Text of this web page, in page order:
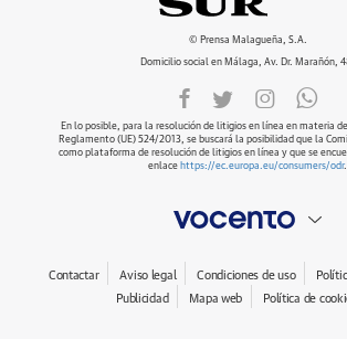
© Prensa Malagueña, S.A.
Domicilio social en Málaga, Av. Dr. Marañón,
En lo posible, para la resolución de litigios en línea en materia
Reglamento (UE) 524/2013, se buscará la posibilidad que la
como plataforma de resolución de litigios en línea y que se
enlace https://ec.europa.eu/consumers/odr.
Contactar Aviso legal Condiciones de uso
Publicidad
Mapa web Política de